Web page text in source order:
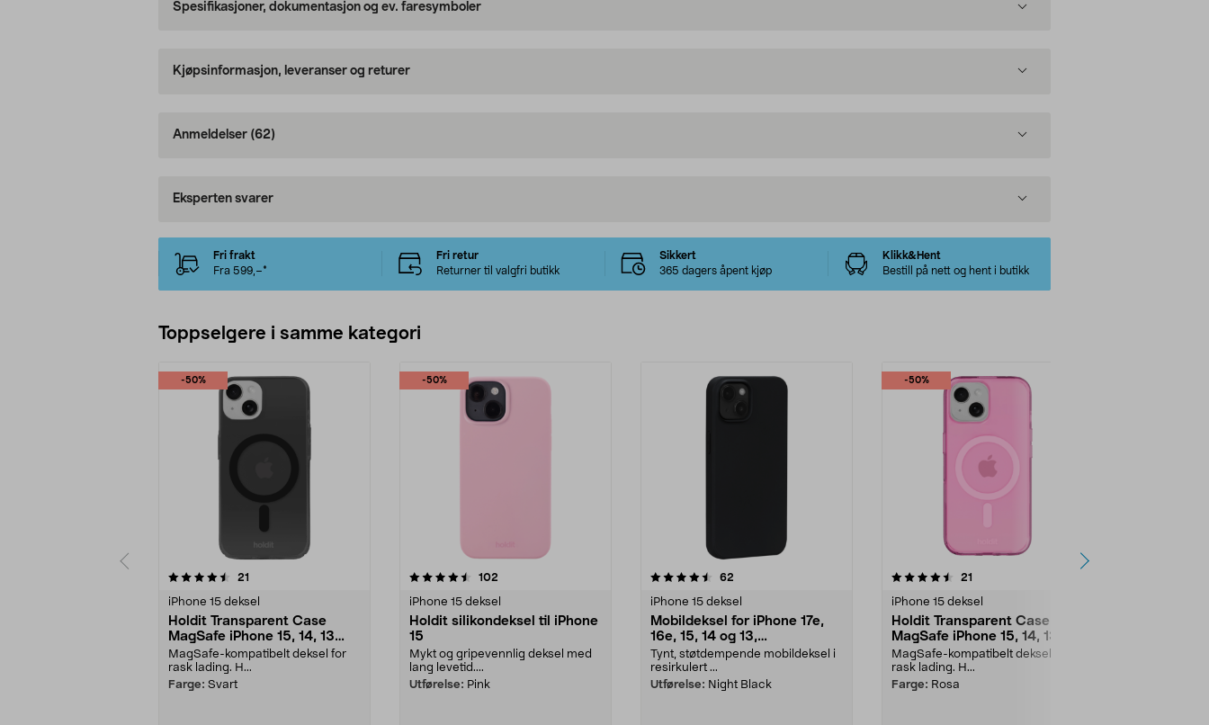
Spesifikasjoner, dokumentasjon og ev. faresymboler
Kjøpsinformasjon, leveranser og returer
Anmeldelser (62)
Eksperten svarer
Fri frakt
Fra 599,–*
Fri retur
Returner til valgfri butikk
Sikkert
365 dagers åpent kjøp
Klikk&Hent
Bestill på nett og hent i butikk
Toppselgere i samme kategori
-50%
21
iPhone 15 deksel
Holdit Transparent Case
MagSafe iPhone 15, 14, 13
mobildeksel
MagSafe-kompatibelt deksel for
rask lading. H...
Farge: Svart
-50%
4.5 av 5 stjerner 102
iPhone 15 deksel
Holdit silikondeksel til iPhone
15
Mykt og gripevennlig deksel med
lang levetid....
Utførelse: Pink
4.5 av 5 stjerner 62
iPhone 15 deksel
Mobildeksel for iPhone 17e,
16e, 15, 14 og 13,
dbramante1928 Greenland
Tynt, støtdempende mobildeksel i
resirkulert ...
Utførelse: Night Black
-50%
4.5 av 5 stjerner 21
iPhone 15 deksel
Holdit Transparent Case
MagSafe iPhone 15, 14, 13
mobildeksel
MagSafe-kompatibelt deksel for
rask lading. H...
Farge: Rosa
4.5 av 5 stjerner